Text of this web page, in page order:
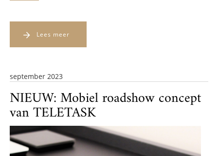
Lees meer
september 2023
NIEUW: Mobiel roadshow concept
van TELETASK